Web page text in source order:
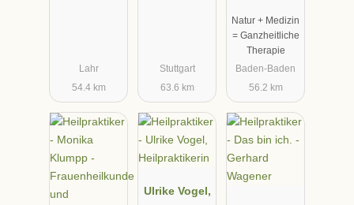
Lahr
54.4 km
Stuttgart
63.6 km
Hege
Natur + Medizin
= Ganzheitliche
Therapie
Baden-Baden
56.2 km
Ulrike Vogel,